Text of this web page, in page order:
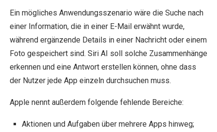
Ein mögliches Anwendungsszenario wäre die Suche nach
einer Information, die in einer E-Mail erwähnt wurde,
während ergänzende Details in einer Nachricht oder einem
Foto gespeichert sind. Siri AI soll solche Zusammenhänge
erkennen und eine Antwort erstellen können, ohne dass
der Nutzer jede App einzeln durchsuchen muss.
Apple nennt außerdem folgende fehlende Bereiche:
Aktionen und Aufgaben über mehrere Apps hinweg;